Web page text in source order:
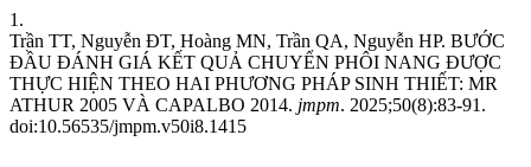
1.
Trần TT, Nguyễn ĐT, Hoàng MN, Trần QA, Nguyễn HP. BƯỚC
ĐẦU ĐÁNH GIÁ KẾT QUẢ CHUYỂN PHÔI NANG ĐƯỢC
THỰC HIỆN THEO HAI PHƯƠNG PHÁP SINH THIẾT: MR
ATHUR 2005 VÀ CAPALBO 2014. jmpm. 2025;50(8):83-91.
doi:10.56535/jmpm.v50i8.1415